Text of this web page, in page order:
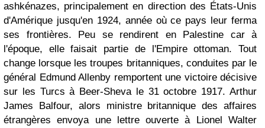
ashkénazes, principalement en direction des États-Unis
d'Amérique jusqu'en 1924, année où ce pays leur ferma
ses frontières. Peu se rendirent en Palestine car à
l'époque, elle faisait partie de l'Empire ottoman. Tout
change lorsque les troupes britanniques, conduites par le
général Edmund Allenby remportent une victoire décisive
sur les Turcs à Beer-Sheva le 31 octobre 1917. Arthur
James Balfour, alors ministre britannique des affaires
étrangères envoya une lettre ouverte à Lionel Walter